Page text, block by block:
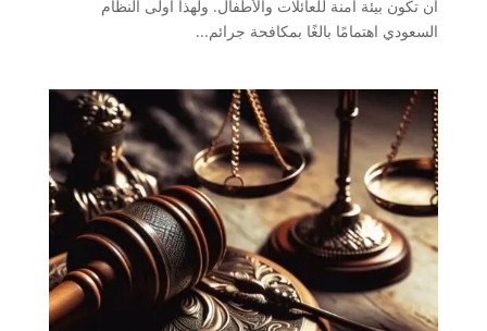
أن تكون بيئة آمنة للعائلات والأطفال. ولهذا أولى النظام
السعودي اهتمامًا بالغًا بمكافحة جرائم...